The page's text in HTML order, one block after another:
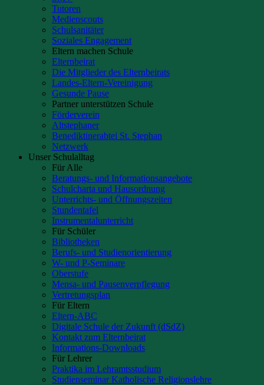
Tutoren
Medienscouts
Schulsanitäter
Soziales Engagement
Eltern machen Schule
Elternbeirat
Die Mitglieder des Elternbeirats
Landes-Eltern-Vereinigung
Gesunde Pause
Partner unterstützen Schule
Förderverein
Altstephaner
Benediktinerabtei St. Stephan
Netzwerk
Unser Schulalltag
Für Alle
Beratungs- und Informationsangebote
Schulcharta und Hausordnung
Unterrichts- und Öffnungszeiten
Stundentafel
Instrumentalunterricht
Für Schüler
Bibliotheken
Berufs- und Studienorientierung
W- und P-Seminare
Oberstufe
Mensa- und Pausenverpflegung
Vertretungsplan
Für Eltern
Eltern-ABC
Digitale Schule der Zukunft (dSdZ)
Kontakt zum Elternbeirat
Informations-Downloads
Für Lehrer
Praktika im Lehramtsstudium
Studienseminar Katholische Religionslehre